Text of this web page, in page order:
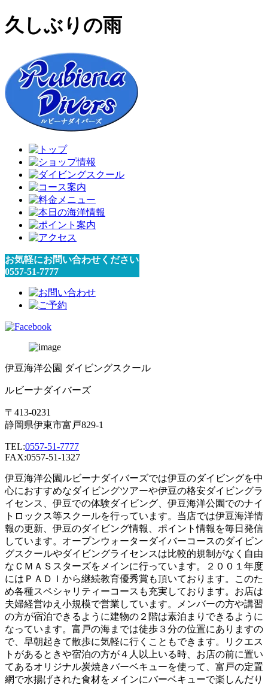
久しぶりの雨
お気軽にお問い合わせください
0557-51-7777
伊豆海洋公園 ダイビングスクール
ルビーナダイバーズ
〒413-0231
静岡県伊東市富戸829-1
TEL:0557-51-7777
FAX:0557-51-1327
伊豆海洋公園ルビーナダイバーズでは伊豆のダイビングを中
心におすすめなダイビングツアーや伊豆の格安ダイビングラ
イセンス、伊豆での体験ダイビング、伊豆海洋公園でのナイ
トロックス等スクールを行っています。当店では伊豆海洋情
報の更新、伊豆のダイビング情報、ポイント情報を毎日発信
しています。オープンウォーターダイバーコースのダイビン
グスクールやダイビングライセンスは比較的規制がなく自由
なＣＭＡＳスターズをメインに行っています。２００１年度
にはＰＡＤＩから継続教育優秀賞も頂いております。このた
め各種スペシャリティーコースも充実しております。お店は
夫婦経営ゆえ小規模で営業しています。メンバーの方や講習
の方が宿泊できるように建物の２階は素泊まりできるように
なっています。富戸の海までは徒歩３分の位置にありますの
で、早朝起きて散歩に気軽に行くこともできます。リクエス
トがあるときや宿泊の方が４人以上いる時、お店の前に置い
てあるオリジナル炭焼きバーベキューを使って、富戸の定置
網で水揚げされた食材をメインにバーベキューで楽しんだり